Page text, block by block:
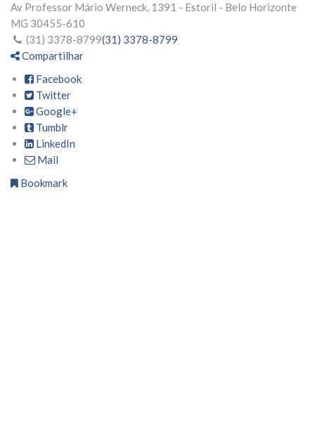
Av Professor Mário Werneck, 1391 - Estoril - Belo Horizonte
MG 30455-610
(31) 3378-8799(31) 3378-8799
Compartilhar
Facebook
Twitter
Google+
Tumblr
LinkedIn
Mail
Bookmark